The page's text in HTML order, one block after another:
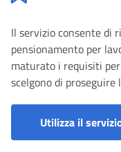
Il servizio consente di
pensionamento per
maturato i requisiti
scelgono di
Utilizza il